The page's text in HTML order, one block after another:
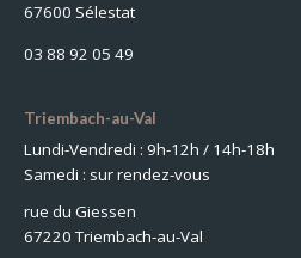
67600 Sélestat
03 88 92 05 49
Triembach-au-Val
Lundi-Vendredi : 9h-12h / 14h-18h
Samedi : sur rendez-vous
rue du Giessen
67220 Triembach-au-Val